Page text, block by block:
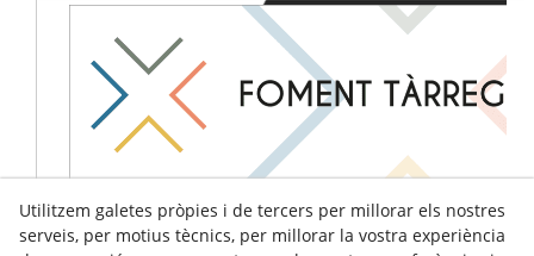
Utilitzem galetes pròpies i de tercers per millorar els nostres
serveis, per motius tècnics, per millorar la vostra experiència